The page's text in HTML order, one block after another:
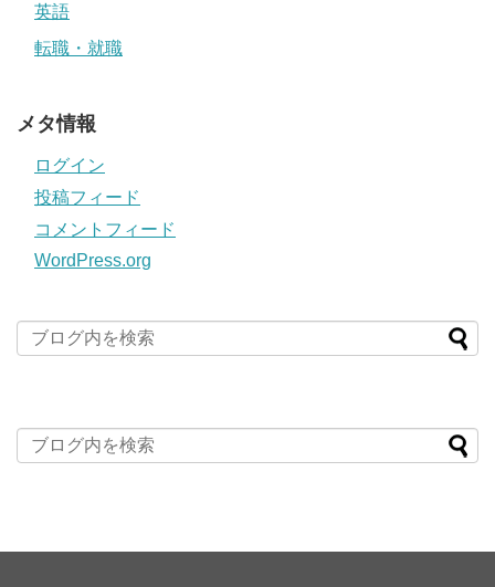
英語
転職・就職
メタ情報
ログイン
投稿フィード
コメントフィード
WordPress.org